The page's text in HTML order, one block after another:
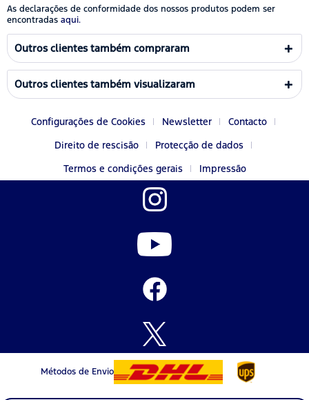
As declarações de conformidade dos nossos produtos podem ser
encontradas aqui.
Outros clientes também compraram
Outros clientes também visualizaram
Configurações de Cookies Newsletter
Contacto
Direito de rescisão
Protecção de dados
Termos e condições gerais
Impressão
Métodos de Envio